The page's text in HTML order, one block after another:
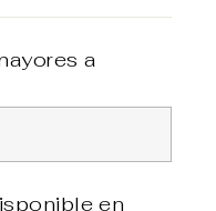
a
en